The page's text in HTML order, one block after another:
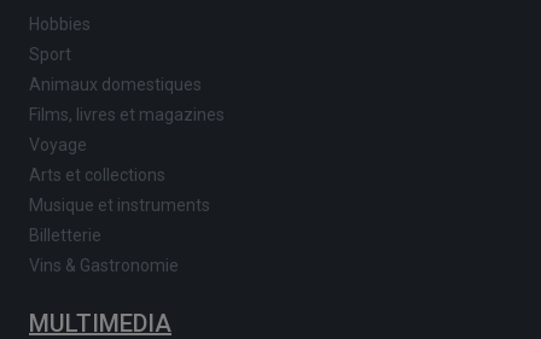
Hobbies
Sport
Animaux domestiques
Films, livres et magazines
Voyage
Arts et collections
Musique et instruments
Billetterie
Vins & Gastronomie
MULTIMEDIA